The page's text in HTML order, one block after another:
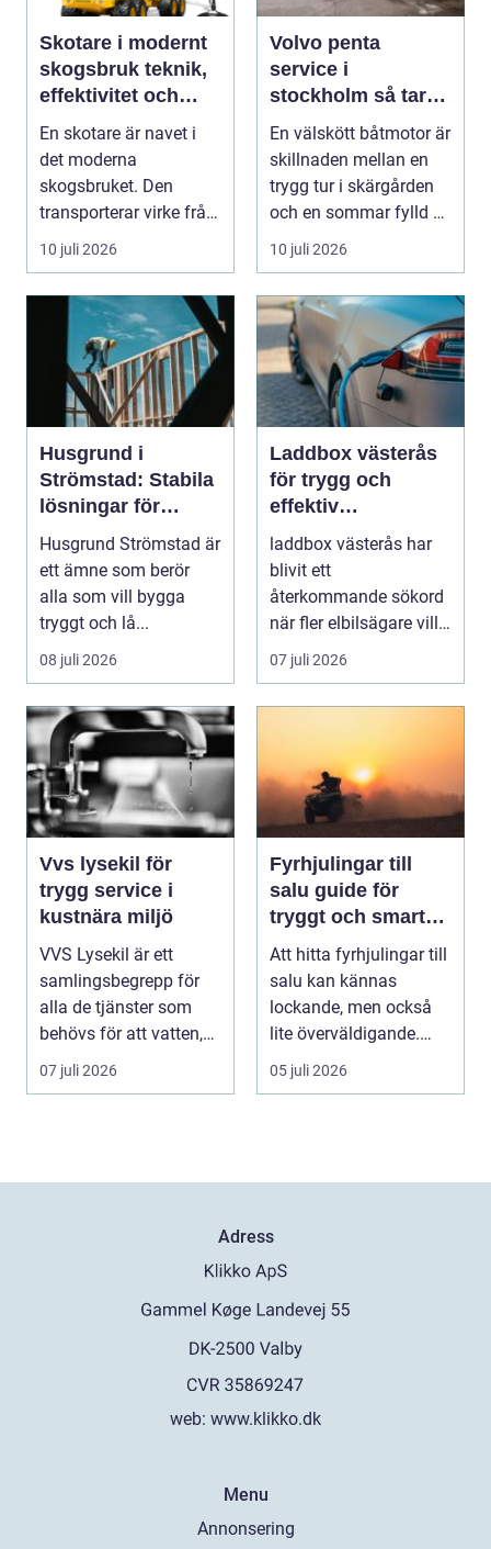
Skotare i modernt
skogsbruk teknik,
effektivitet och
hållbarhet
En skotare är navet i
det moderna
skogsbruket. Den
transporterar virke från
avverkningsplatsen till
10 juli 2026
Volvo penta
service i
stockholm så tar
du hand om din
båtmotor på rätt
En välskött båtmotor är
skillnaden mellan en
trygg tur i skärgården
och en sommar fylld av
ofrivilli...
10 juli 2026
Husgrund i
Strömstad: Stabila
lösningar för
boende vid kusten
Husgrund Strömstad är
ett ämne som berör
alla som vill bygga
tryggt och lå...
08 juli 2026
Laddbox västerås
för trygg och
effektiv
hemmaladdning
laddbox västerås har
blivit ett
återkommande sökord
när fler elbilsägare vill
ladda hemma på ett
säk...
07 juli 2026
Vvs lysekil för
trygg service i
kustnära miljö
VVS Lysekil är ett
samlingsbegrepp för
alla de tjänster som
behövs för att vatten,
värme och avlopp ...
07 juli 2026
Fyrhjulingar till
salu guide för
tryggt och smart
köp
Att hitta fyrhjulingar till
salu kan kännas
lockande, men också
lite överväldigande.
Utbudet är stor...
05 juli 2026
Adress
web: www.klikko.dk
Menu
Annonsering